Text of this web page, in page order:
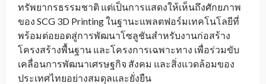
ทรัพยากรธรรมชาติ แต่เป็นการแสดงให้เห็นถึงศักยภาพ
ของ SCG 3D Printing ในฐานะแพลตฟอร์มเทคโนโลยีที่
พร้อมต่อยอดสู่การพัฒนาโซลูชันสำหรับงานก่อสร้าง
โครงสร้างพื้นฐาน และโครงการเฉพาะทาง เพื่อร่วมขับ
เคลื่อนการพัฒนาเศรษฐกิจ สังคม และสิ่งแวดล้อมของ
ประเทศไทยอย่างสมดุลและยั่งยืน